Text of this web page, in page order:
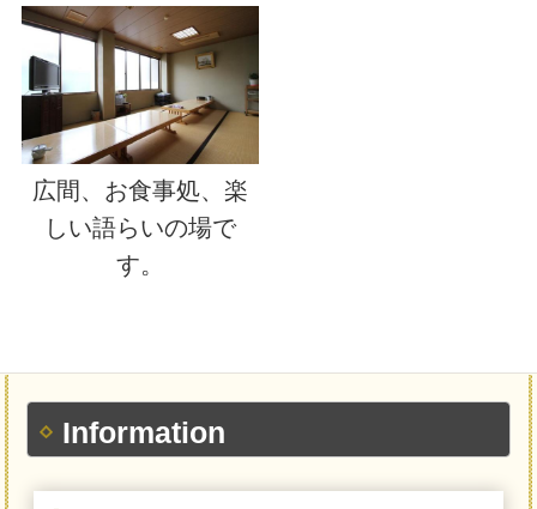
広間、お食事処、楽
しい語らいの場で
す。
Information